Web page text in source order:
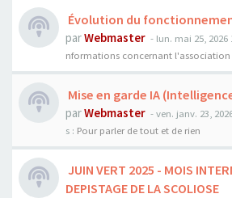
Évolution du
parWebmaster - lun. mai 25, 2026
nformations concernant l'association
Mise en garde IA
parWebmaster - ven. janv. 23,
s : Pour parler de tout et de rien
JUIN VERT 2025 - MOIS
DEPISTAGE DE LA SCOLIOSE